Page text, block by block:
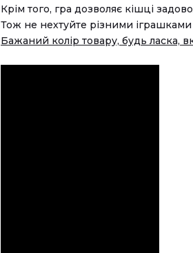
Крім того, гра дозволяє кішці
Тож не нехтуйте різними
Бажаний колір товару, будь ласка,